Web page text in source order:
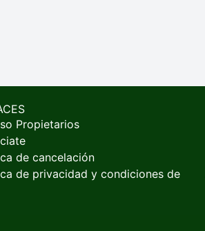
Propietarios
de cancelación
de privacidad y condiciones de